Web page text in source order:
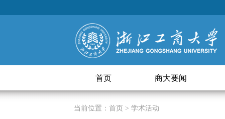
首页 商大要闻
当前位置： 首页 > 学术活动